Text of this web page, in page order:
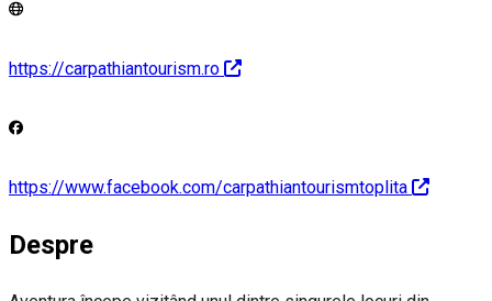
https://carpathiantourism.ro
https://www.facebook.com/carpathiantourismtoplita
Despre